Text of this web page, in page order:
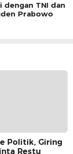
dengan TNI dan
Prabowo
Politik, Giring
Restu